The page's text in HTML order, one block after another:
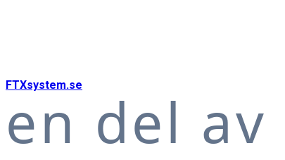
FTXsystem.se
en del av